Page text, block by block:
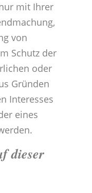
mit Ihrer
von
Schutz der
oder
Gründen
Interesses
eines
dieser